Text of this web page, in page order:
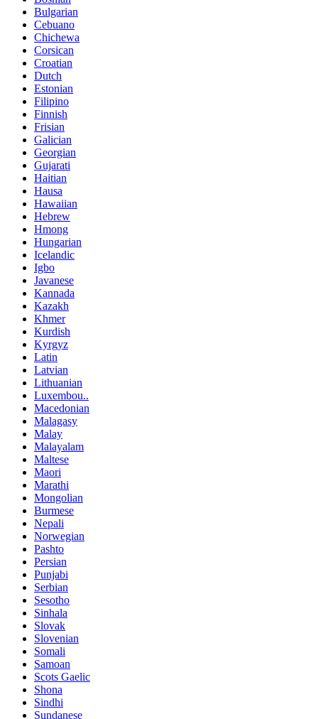
Bulgarian
Cebuano
Chichewa
Corsican
Croatian
Dutch
Estonian
Filipino
Finnish
Frisian
Galician
Georgian
Gujarati
Haitian
Hausa
Hawaiian
Hebrew
Hmong
Hungarian
Icelandic
Igbo
Javanese
Kannada
Kazakh
Khmer
Kurdish
Kyrgyz
Latin
Latvian
Lithuanian
Luxembou..
Macedonian
Malagasy
Malay
Malayalam
Maltese
Maori
Marathi
Mongolian
Burmese
Nepali
Norwegian
Pashto
Persian
Punjabi
Serbian
Sesotho
Sinhala
Slovak
Slovenian
Somali
Samoan
Scots Gaelic
Shona
Sindhi
Sundanese